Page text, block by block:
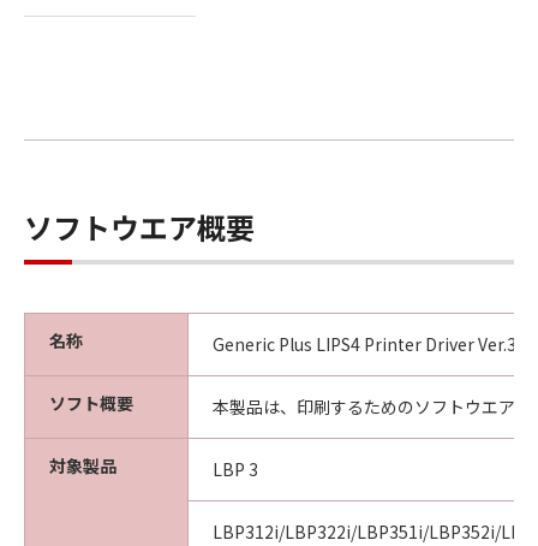
ソフトウエア概要
名称 Generic Plus LIPS4 Printer Driver
ソフト概要 本製品は、印刷するためのソフトウエアで
対象製品 LBP 3
LBP312i/LBP322i/LBP351i/LBP352i/